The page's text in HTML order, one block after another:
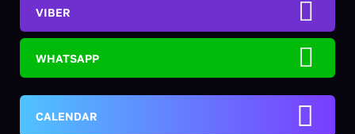
VIBER
WHATSAPP
CALENDAR